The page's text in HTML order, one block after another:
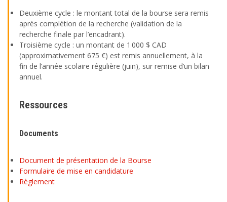
Deuxième cycle : le montant total de la bourse sera remis
après complétion de la recherche (validation de la
recherche finale par l’encadrant).
Troisième cycle : un montant de 1 000 $ CAD
(approximativement 675 €) est remis annuellement, à la
fin de l’année scolaire régulière (juin), sur remise d’un bilan
annuel.
Ressources
Documents
Document de présentation de la Bourse
Formulaire de mise en candidature
Règlement